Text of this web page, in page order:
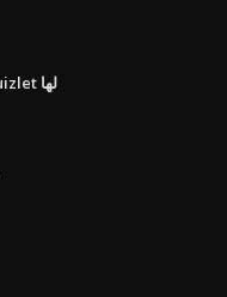
شركة تأمين الأوراق المالية مملوكة من قبل quizlet لها